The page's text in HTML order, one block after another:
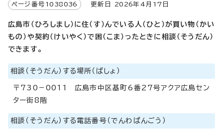
ページ番号 1038036 更新日 2026年4月 17 日
広島市（ひろしまし）に住（す）んでいる人（ひと）が買い物（かい
もの）や契約（けいやく）で困（こま）ったときに相談（そうだん）
できます。
相談（そうだん）する場所（ばしょ）
〒730－0011 広島市中区基町6番27号アクア広島セン
ター街8階
相談（そうだん）する電話番号（でんわばんごう）